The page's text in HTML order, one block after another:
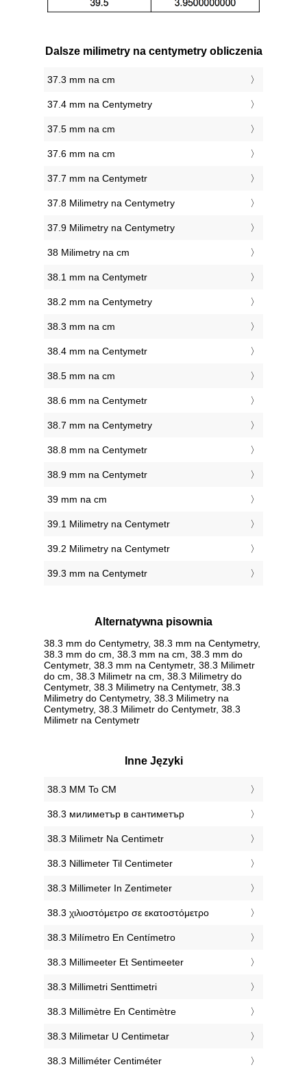
Dalsze milimetry na centymetry obliczenia
37.3 mm na cm
37.4 mm na Centymetry
37.5 mm na cm
37.6 mm na cm
37.7 mm na Centymetr
37.8 Milimetry na Centymetry
37.9 Milimetry na Centymetry
38 Milimetry na cm
38.1 mm na Centymetr
38.2 mm na Centymetry
38.3 mm na cm
38.4 mm na Centymetr
38.5 mm na cm
38.6 mm na Centymetr
38.7 mm na Centymetry
38.8 mm na Centymetr
38.9 mm na Centymetr
39 mm na cm
39.1 Milimetry na Centymetr
39.2 Milimetry na Centymetr
39.3 mm na Centymetr
Alternatywna pisownia
38.3 mm do Centymetry, 38.3 mm na Centymetry,
38.3 mm do cm, 38.3 mm na cm, 38.3 mm do
Centymetr, 38.3 mm na Centymetr, 38.3 Milimetr
do cm, 38.3 Milimetr na cm, 38.3 Milimetry do
Centymetr, 38.3 Milimetry na Centymetr, 38.3
Milimetry do Centymetry, 38.3 Milimetry na
Centymetry, 38.3 Milimetr do Centymetr, 38.3
Milimetr na Centymetr
Inne Języki
‎38.3 MM To CM
‎38.3 милиметър в сантиметър
‎38.3 Milimetr Na Centimetr
‎38.3 Nillimeter Til Centimeter
‎38.3 Millimeter In Zentimeter
‎38.3 χιλιοστόμετρο σε εκατοστόμετρο
‎38.3 Milímetro En Centímetro
‎38.3 Millimeeter Et Sentimeeter
‎38.3 Millimetri Senttimetri
‎38.3 Millimètre En Centimètre
‎38.3 Milimetar U Centimetar
‎38.3 Milliméter Centiméter